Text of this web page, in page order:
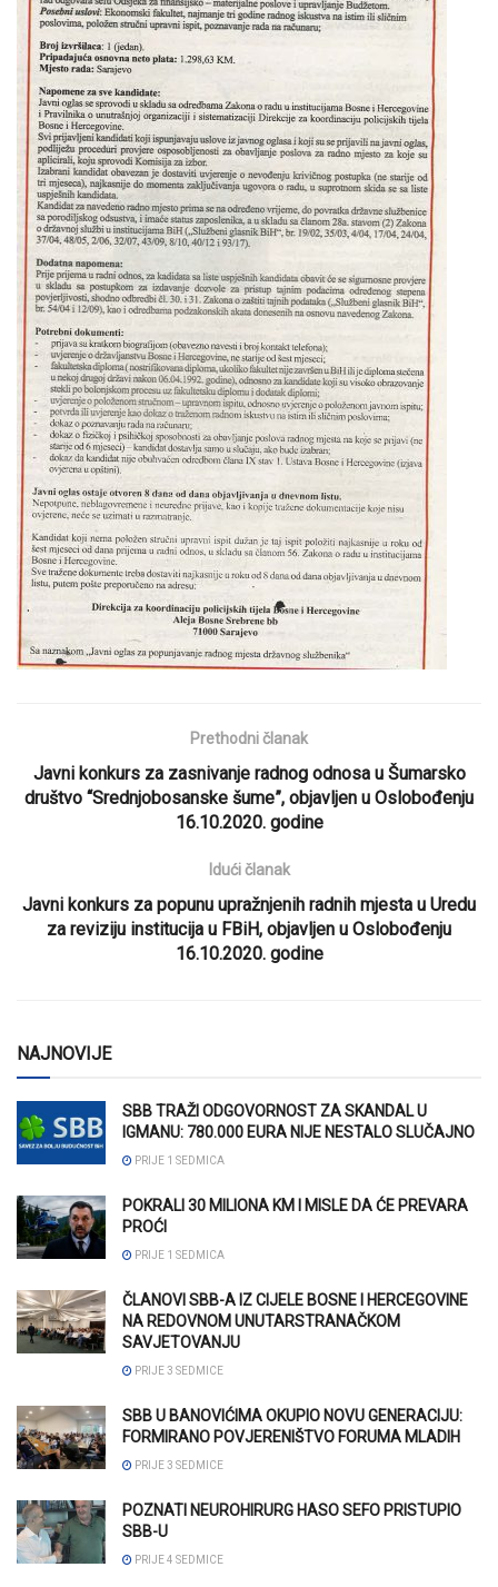
Prethodni članak
Javni konkurs za zasnivanje radnog odnosa u Šumarsko
društvo “Srednjobosanske šume”, objavljen u Oslobođenju
16.10.2020. godine
Idući članak
Javni konkurs za popunu upražnjenih radnih mjesta u Uredu
za reviziju institucija u FBiH, objavljen u Oslobođenju
16.10.2020. godine
NAJNOVIJE
SBB TRAŽI ODGOVORNOST ZA SKANDAL U
IGMANU: 780.000 EURA NIJE NESTALO SLUČAJNO
PRIJE 1 SEDMICA
POKRALI 30 MILIONA KM I MISLE DA ĆE PREVARA
PROĆI
PRIJE 1 SEDMICA
ČLANOVI SBB-A IZ CIJELE BOSNE I HERCEGOVINE
NA REDOVNOM UNUTARSTRANAČKOM
SAVJETOVANJU
PRIJE 3 SEDMICE
SBB U BANOVIĆIMA OKUPIO NOVU GENERACIJU:
FORMIRANO POVJERENIŠTVO FORUMA MLADIH
PRIJE 3 SEDMICE
POZNATI NEUROHIRURG HASO SEFO PRISTUPIO
SBB-U
PRIJE 4 SEDMICE